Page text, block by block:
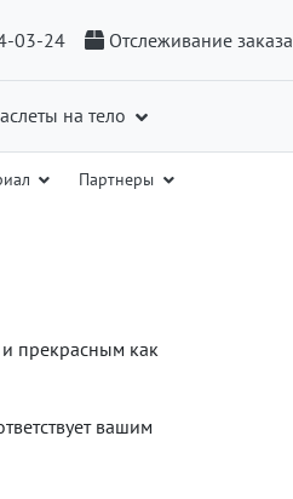
03-24 Отслеживание заказа
на тело
Партнеры
прекрасным как
вашим